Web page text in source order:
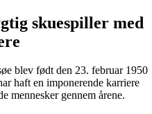
skuespiller med
blev født den 23. februar 1950
haft en imponerende karriere
mennesker gennem årene.